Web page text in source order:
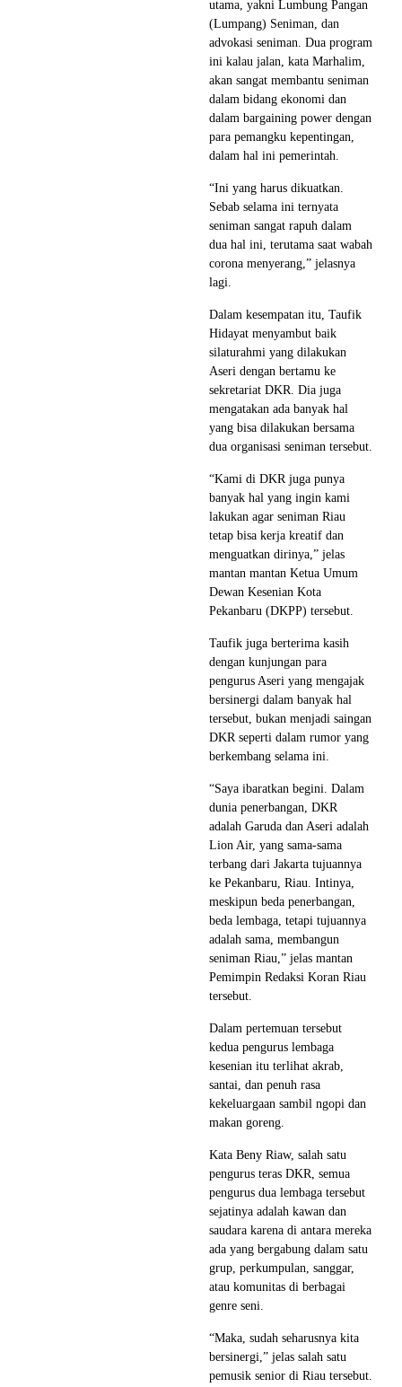
utama, yakni Lumbung Pangan
(Lumpang) Seniman, dan
advokasi seniman. Dua program
ini kalau jalan, kata Marhalim,
akan sangat membantu seniman
dalam bidang ekonomi dan
dalam bargaining power dengan
para pemangku kepentingan,
dalam hal ini pemerintah.
“Ini yang harus dikuatkan.
Sebab selama ini ternyata
seniman sangat rapuh dalam
dua hal ini, terutama saat wabah
corona menyerang,” jelasnya
lagi.
Dalam kesempatan itu, Taufik
Hidayat menyambut baik
silaturahmi yang dilakukan
Aseri dengan bertamu ke
sekretariat DKR. Dia juga
mengatakan ada banyak hal
yang bisa dilakukan bersama
dua organisasi seniman tersebut.
“Kami di DKR juga punya
banyak hal yang ingin kami
lakukan agar seniman Riau
tetap bisa kerja kreatif dan
menguatkan dirinya,” jelas
mantan mantan Ketua Umum
Dewan Kesenian Kota
Pekanbaru (DKPP) tersebut.
Taufik juga berterima kasih
dengan kunjungan para
pengurus Aseri yang mengajak
bersinergi dalam banyak hal
tersebut, bukan menjadi saingan
DKR seperti dalam rumor yang
berkembang selama ini.
“Saya ibaratkan begini. Dalam
dunia penerbangan, DKR
adalah Garuda dan Aseri adalah
Lion Air, yang sama-sama
terbang dari Jakarta tujuannya
ke Pekanbaru, Riau. Intinya,
meskipun beda penerbangan,
beda lembaga, tetapi tujuannya
adalah sama, membangun
seniman Riau,” jelas mantan
Pemimpin Redaksi Koran Riau
tersebut.
Dalam pertemuan tersebut
kedua pengurus lembaga
kesenian itu terlihat akrab,
santai, dan penuh rasa
kekeluargaan sambil ngopi dan
makan goreng.
Kata Beny Riaw, salah satu
pengurus teras DKR, semua
pengurus dua lembaga tersebut
sejatinya adalah kawan dan
saudara karena di antara mereka
ada yang bergabung dalam satu
grup, perkumpulan, sanggar,
atau komunitas di berbagai
genre seni.
“Maka, sudah seharusnya kita
bersinergi,” jelas salah satu
pemusik senior di Riau tersebut.